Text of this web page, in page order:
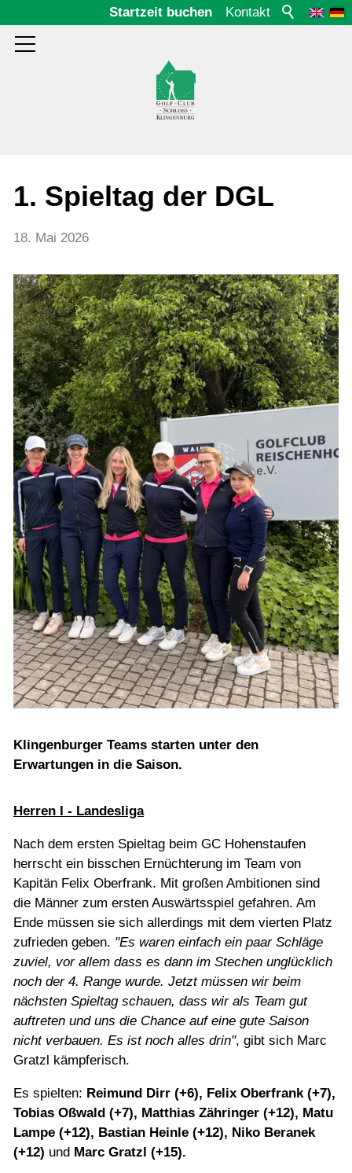
Kontakt
Startzeit buchen
Aktuelles
2023
2022
2021
2020
Veranstaltungskalender
WHS - Handicapsystem ab 2021
GolfProtect - Haftpflichtversicherung
Platz
Club
Gäste
Mannschaften
Jugend
Turniere
Golfschule
Golf & Natur
Restaurant
1. Spieltag der DGL
18. Mai 2026
Klingenburger Teams starten unter den
Erwartungen in die Saison.
Herren I - Landesliga
Nach dem ersten Spieltag beim GC Hohenstaufen
herrscht ein bisschen Ernüchterung im Team von
Kapitän Felix Oberfrank. Mit großen Ambitionen sind
die Männer zum ersten Auswärtsspiel gefahren. Am
Ende müssen sie sich allerdings mit dem vierten Platz
zufrieden geben. "Es waren einfach ein paar Schläge
zuviel, vor allem dass es dann im Stechen unglücklich
noch der 4. Range wurde. Jetzt müssen wir beim
nächsten Spieltag schauen, dass wir als Team gut
auftreten und uns die Chance auf eine gute Saison
nicht verbauen. Es ist noch alles drin", gibt sich Marc
Gratzl kämpferisch.
Es spielten: Reimund Dirr (+6), Felix Oberfrank (+7),
Tobias Oßwald (+7), Matthias Zähringer (+12), Matu
Lampe (+12), Bastian Heinle (+12), Niko Beranek
(+12) und Marc Gratzl (+15).